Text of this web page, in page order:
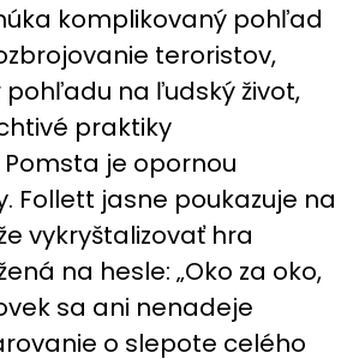
komplikovaný pohľad
teroristov,
na ľudský život,
praktiky
je opornou
Follett jasne poukazuje na
vykryštalizovať hra
na hesle: „Oko za oko,
sa ani nenadeje
o slepote celého